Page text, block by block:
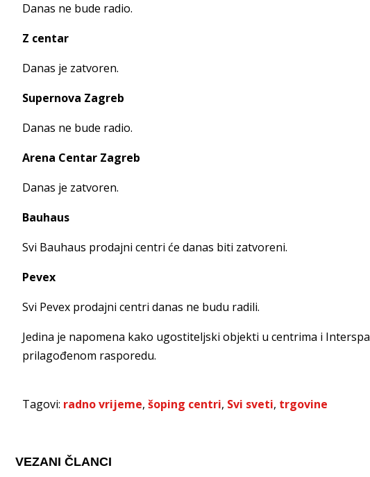
Danas ne bude radio.
Z centar
Danas je zatvoren.
Supernova Zagreb
Danas ne bude radio.
Arena Centar Zagreb
Danas je zatvoren.
Bauhaus
Svi Bauhaus prodajni centri će danas biti zatvoreni.
Pevex
Svi Pevex prodajni centri danas ne budu radili.
Jedina je napomena kako ugostiteljski objekti u centrima i
prilagođenom rasporedu.
Tagovi: radno vrijeme, šoping centri, Svi sveti, trgovine
VEZANI ČLANCI